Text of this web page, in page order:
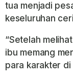
tua menjadi
keseluruhan
“Setelah
ibu memang
para karakter di